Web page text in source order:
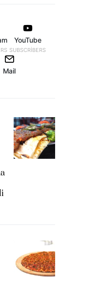
YouTube
SUBSCRIBERS
Mail